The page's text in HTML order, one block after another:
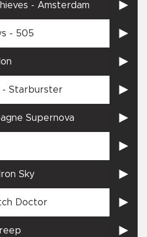
- Amsterdam
- 505
- Starburster
Supernova
Iron Sky
Doctor